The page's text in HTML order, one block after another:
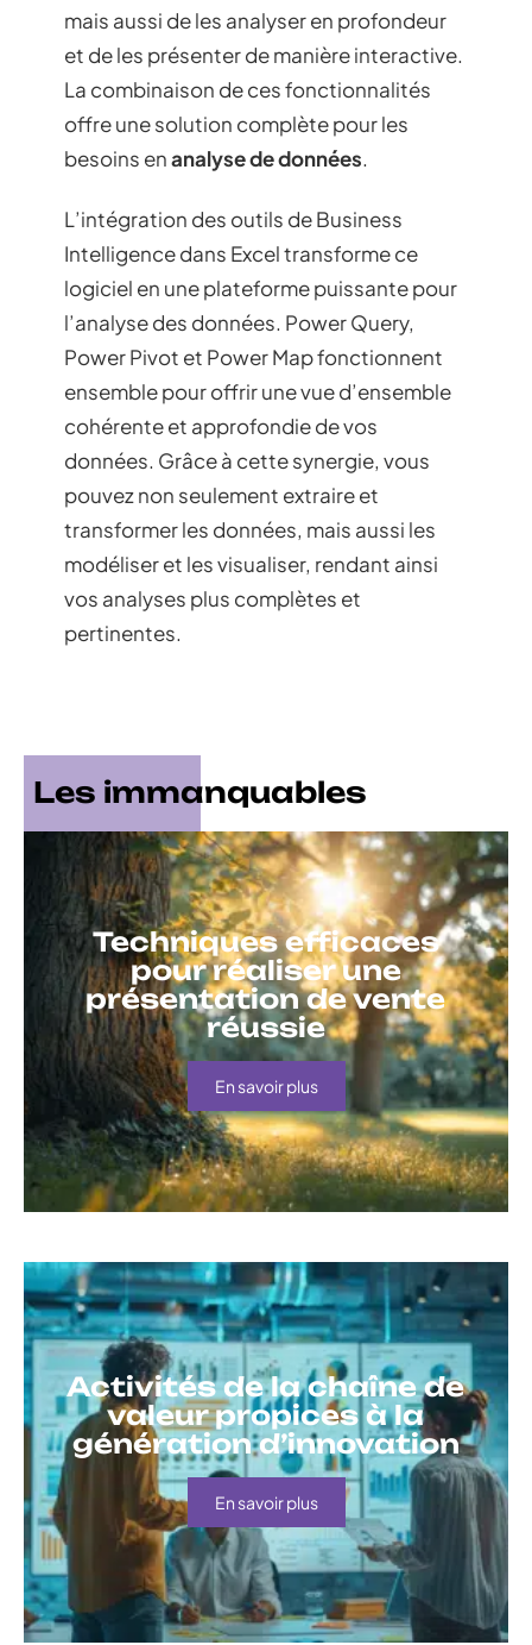
mais aussi de les analyser en profondeur
et de les présenter de manière interactive.
La combinaison de ces fonctionnalités
offre une solution complète pour les
besoins enanalyse de données.
L’intégration des outils de Business
Intelligence dans Excel transforme ce
logiciel en une plateforme puissante pour
l’analyse des données. Power Query,
Power Pivot et Power Map fonctionnent
ensemble pour offrir une vue d’ensemble
cohérente et approfondie de vos
données. Grâce à cette synergie, vous
pouvez non seulement extraire et
transformer les données, mais aussi les
modéliser et les visualiser, rendant ainsi
vos analyses plus complètes et
pertinentes.
Les immanquables
Techniques efficaces
pour réaliser une
présentation de vente
réussie
En savoir plus
Activités de la chaîne de
valeur propices à la
génération d’innovation
En savoir plus